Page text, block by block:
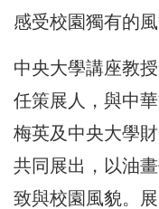
感受校園獨有的
中央大學講座教
任策展人，與中
梅英及中央大學
共同展出，以油
致與校園風貌。